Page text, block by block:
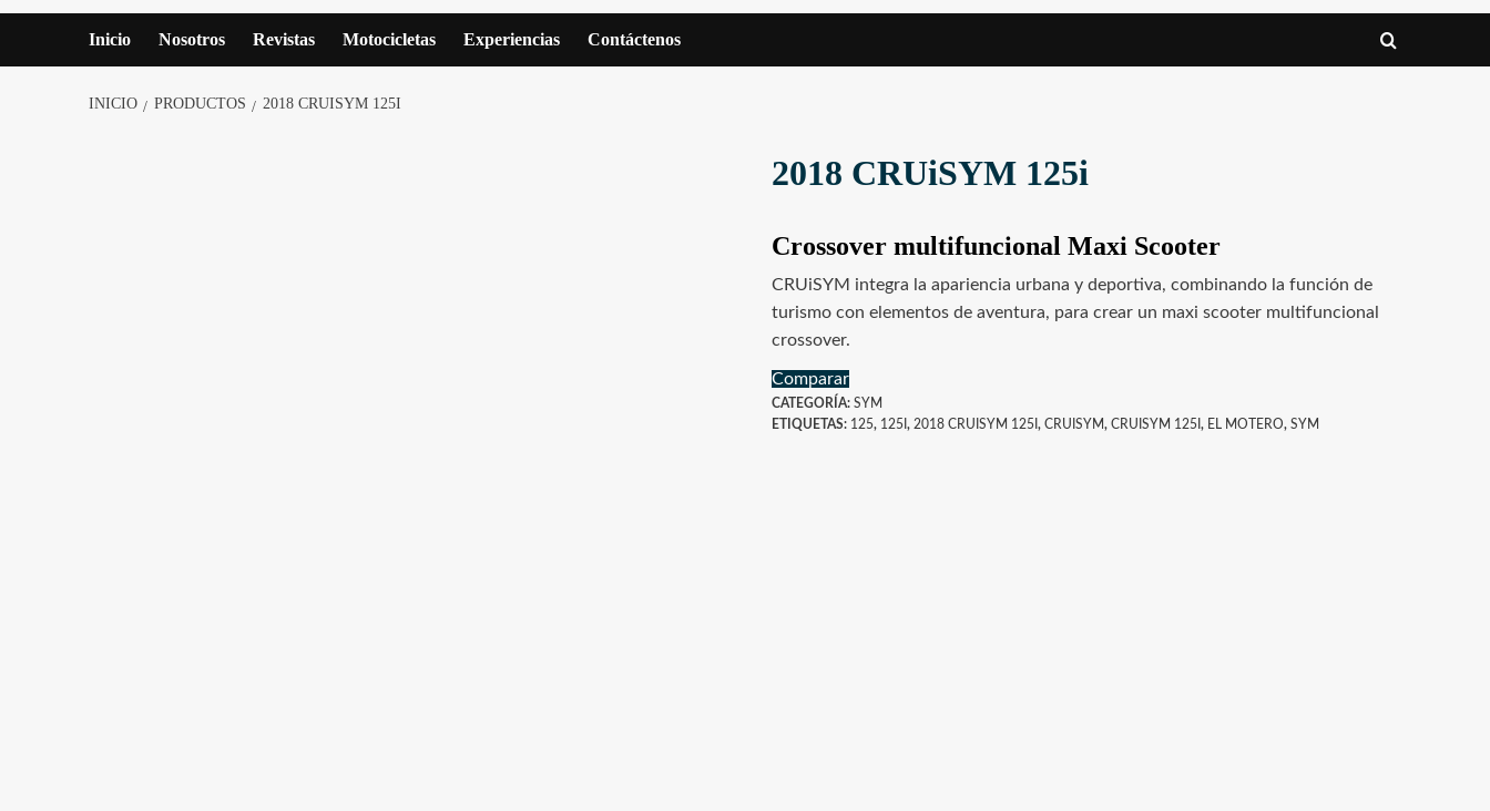
Inicio Nosotros Revistas Motocicletas Experiencias Contáctenos
INICIO PRODUCTOS 2018 CRUISYM 125I
2018 CRUiSYM 125i
Crossover multifuncional Maxi Scooter
CRUiSYM integra la apariencia urbana y deportiva, combinando la función de
turismo con elementos de aventura, para crear un maxi scooter multifuncional
crossover.
Comparar
CATEGORÍA: SYM
ETIQUETAS: 125, 125I , 2018 CRUISYM 125I , CRUISYM, CRUISYM 125I , EL MOTERO, SYM